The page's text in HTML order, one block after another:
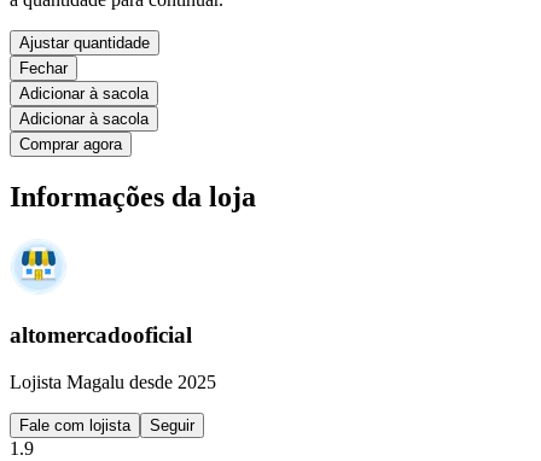
Ajustar quantidade
Fechar
Adicionar à sacola
Adicionar à sacola
Comprar agora
Informações da loja
altomercadooficial
Lojista Magalu desde 2025
Fale com lojista Seguir
1.9